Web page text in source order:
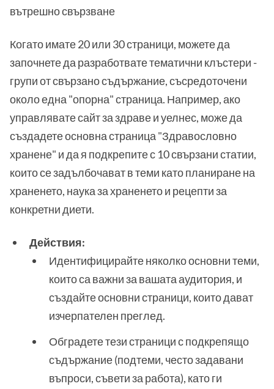
вътрешно свързване
Когато имате 20 или 30 страници, можете да
започнете да разработвате тематични клъстери -
групи от свързано съдържание, съсредоточени
около една "опорна" страница. Например, ако
управлявате сайт за здраве и уелнес, може да
създадете основна страница "Здравословно
хранене" и да я подкрепите с 10 свързани статии,
които се задълбочават в теми като планиране на
храненето, наука за храненето и рецепти за
конкретни диети.
Действия:
Идентифицирайте няколко основни теми,
които са важни за вашата аудитория, и
създайте основни страници, които дават
изчерпателен преглед.
Обградете тези страници с подкрепящо
съдържание (подтеми, често задавани
въпроси, съвети за работа), като ги